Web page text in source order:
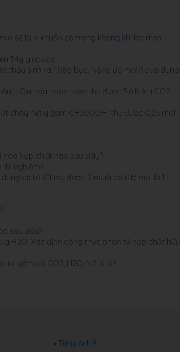
sẽ bị vi khuẩn có trong không khí lên men
54g glucozơ
thấy sinh ra 1,08g bạc. Nồng độ mol/l của dung
1: Oxi hóa hoàn toàn thu được 5,6 lít khí CO2
cháy hết y gam CH3COOH thu được 0,25 mol
hợp chất nào sau đây?
nghiệm?
dịch HCl thu được 2 muối có tỉ lệ mol là 1 : 1.
sau đây?
H2O. Xác định công thức phân tử hợp chất hữu
gồm có CO2, H2O, N2. X là?
Tiếng Anh 9